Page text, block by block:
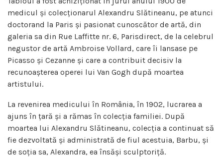
medicul și colecționarul Alexandru Slătineanu, pe atunci
doctorand la Paris și pasionat cunoscător de artă, din
galeria sa din Rue Laffitte nr. 6, Parisdirect, de la celebrul
negustor de artă Ambroise Vollard, care îi lansase pe
Picasso și Cezanne și care a contribuit decisiv la
recunoașterea operei lui Van Gogh după moartea
artistului.
La revenirea medicului în România, în 1902, lucrarea a
ajuns în țară și a rămas în colecția familiei. După
moartea lui Alexandru Slătineanu, colecția a continuat să
fie dezvoltată și administrată de fiul acestuia, Barbu, și
de soția sa, Alexandra, ea însăși sculptoriță.